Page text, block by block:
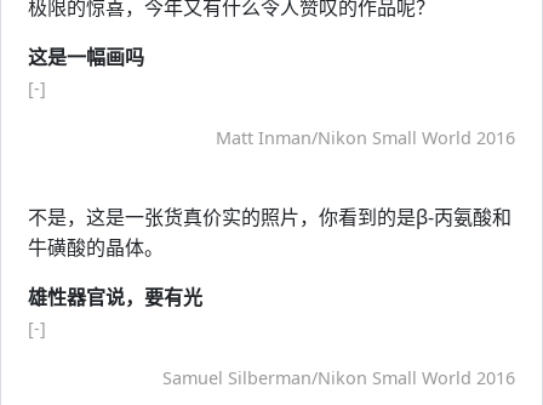
极限的惊喜，今年又有什么令人赞叹的作品呢？
这是一幅画吗
[-]
Matt Inman/Nikon Small World 2016
不是，这是一张货真价实的照片，你看到的是β-丙氨酸和
牛磺酸的晶体。
雄性器官说，要有光
[-]
Samuel Silberman/Nikon Small World 2016